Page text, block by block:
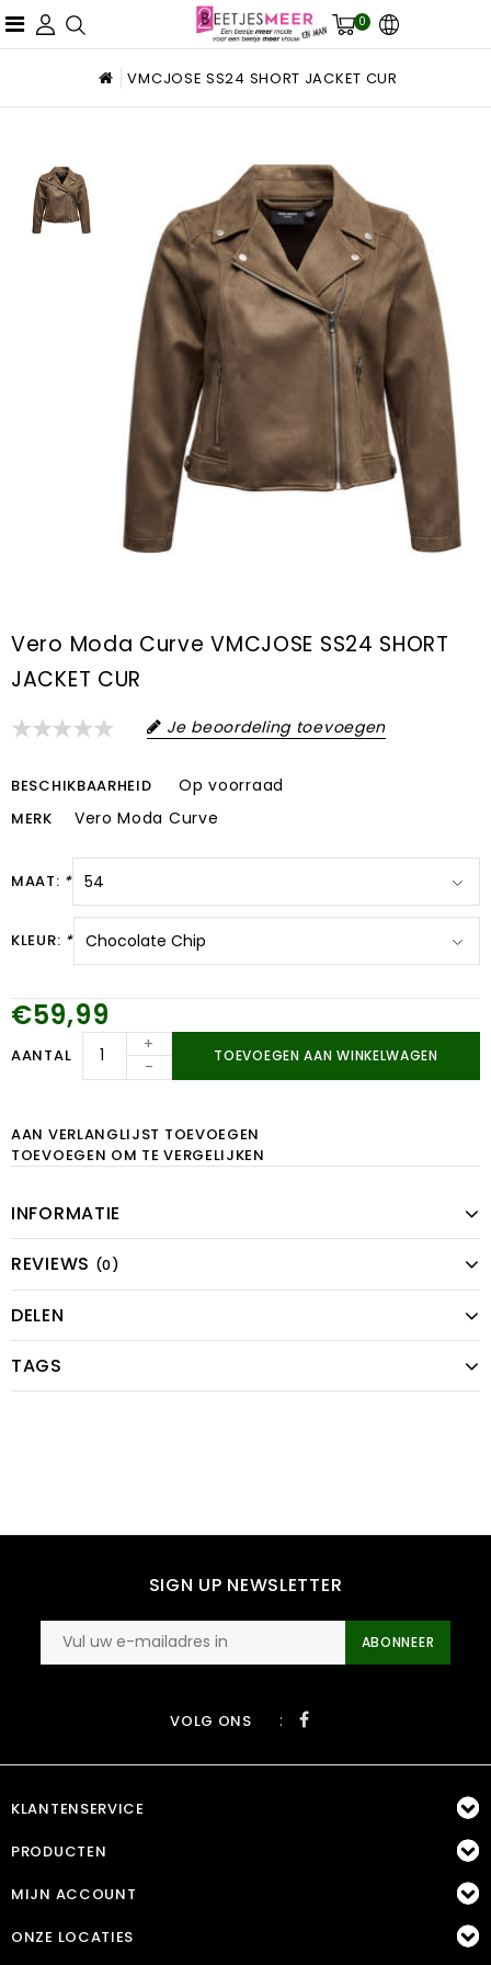
0
VMCJOSE SS24 SHORT JACKET CUR
Vero Moda Curve VMCJOSE SS24 SHORT
JACKET CUR
Je beoordeling toevoegen
BESCHIKBAARHEID Op voorraad
MERK Vero Moda Curve
MAAT: *
KLEUR: *
€59,99
AANTAL
+
-
TOEVOEGEN AAN WINKELWAGEN
AAN VERLANGLIJST TOEVOEGEN
TOEVOEGEN OM TE VERGELIJKEN
INFORMATIE
REVIEWS (0)
DELEN
TAGS
SIGN UP NEWSLETTER
ABONNEER
VOLG ONS :
KLANTENSERVICE
PRODUCTEN
MIJN ACCOUNT
ONZE LOCATIES